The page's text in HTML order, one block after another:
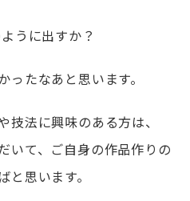
うに出すか？
ったなあと思います。
技法に興味のある方は、
いて、ご自身の作品作りの
と思います。